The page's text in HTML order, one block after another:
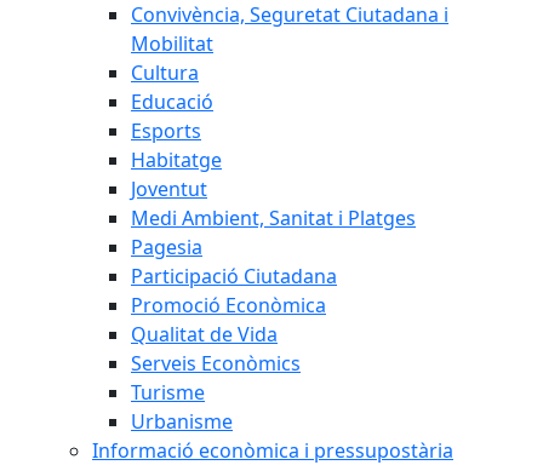
Convivència, Seguretat Ciutadana i
Mobilitat
Cultura
Educació
Esports
Habitatge
Joventut
Medi Ambient, Sanitat i Platges
Pagesia
Participació Ciutadana
Promoció Econòmica
Qualitat de Vida
Serveis Econòmics
Turisme
Urbanisme
Informació econòmica i pressupostària